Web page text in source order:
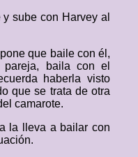
sube con Harvey al
que baile con él,
baila con el
haberla visto
que se trata de otra
camarote.
la lleva a bailar con